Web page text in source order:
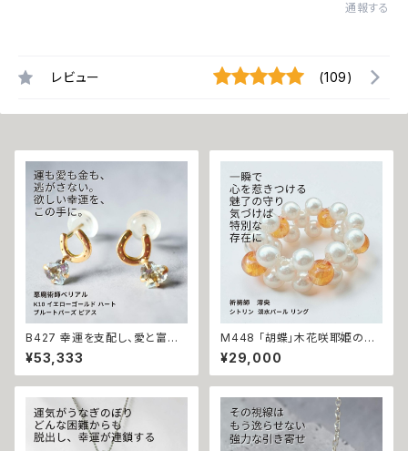
通報する
レビュー (109)
B427 幸運を支配し、愛と富を
引き寄せる 悪魔の馬蹄 K10 イ
エローゴールド ハート ブルート
パーズ ピアス 悪魔術師ベリアル
トーン10金 さくら チェリー 魔術
強力 悪魔術 黒魔術 おまじない
呪 本物 魔術師 金運 財運 収入
アップ 臨時収入 略奪 ライバル
¥53,333
M448 「胡蝶」木花咲耶姫の愛
の祈り パール シトリン リング
運気上昇 成功 出世 恋愛運 魅
力運 縁結び お守り 御守り おま
願望成就 開運 開運グッズ 恋愛
成就 引き寄せ 運命 成功運 人
間関係 良縁 良縁成就 人気運
魅了 モテ 運気 恋愛 おまもり
¥29,000